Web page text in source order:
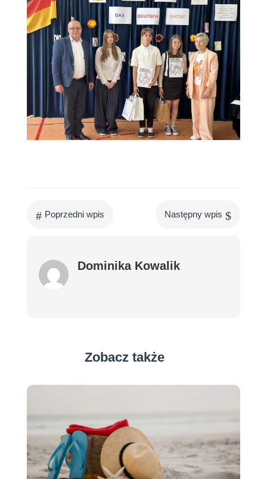
# Poprzedni wpis Następny wpis $
Dominika Kowalik
Zobacz także